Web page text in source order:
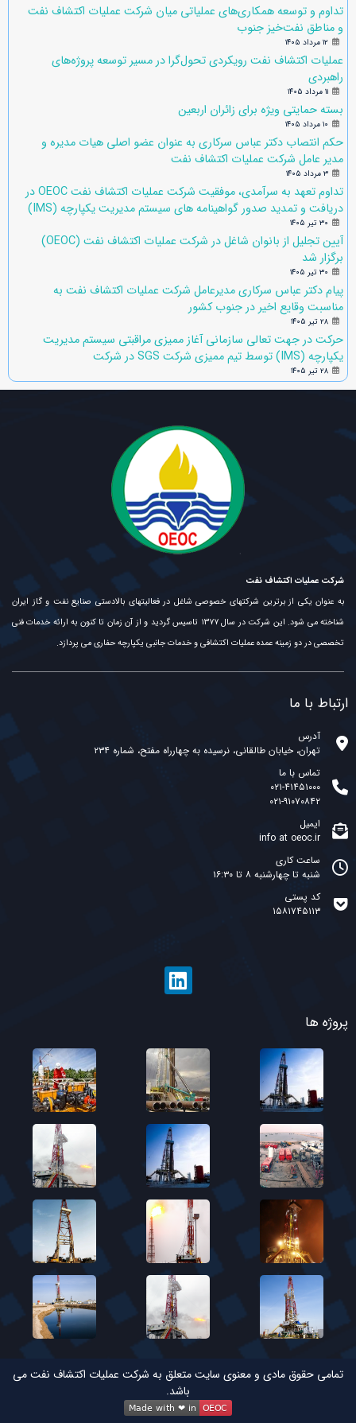
تداوم و توسعه همکاری‌های عملیاتی میان شرکت عملیات اکتشاف نفت
و مناطق نفت‌خیز جنوب
۱۲ مرداد ۱۴۰۵
عملیات اکتشاف نفت رویکردی تحول‌گرا در مسیر توسعه پروژه‌های
راهبردی
۱۱ مرداد ۱۴۰۵
بسته حمایتی ویژه برای زائران اربعین
۱۰ مرداد ۱۴۰۵
حکم انتصاب دکتر عباس سرکاری به عنوان عضو اصلی هیات مدیره و
مدیر عامل شرکت عملیات اکتشاف نفت
۳ مرداد ۱۴۰۵
تداوم تعهد به سرآمدی، موفقیت شرکت عملیات اکتشاف نفت OEOC در
دریافت و تمدید صدور گواهینامه های سیستم مدیریت یکپارچه (IMS)
۳۰ تیر ۱۴۰۵
آیین تجلیل از بانوان شاغل در شرکت عملیات اکتشاف نفت (OEOC)
برگزار شد
۳۰ تیر ۱۴۰۵
پیام دکتر عباس سرکاری مدیرعامل شرکت عملیات اکتشاف نفت به
مناسبت وقایع اخیر در جنوب کشور
۲۸ تیر ۱۴۰۵
حرکت در جهت تعالی سازمانی آغاز ممیزی مراقبتی سیستم مدیریت
یکپارچه (IMS) توسط تیم ممیزی شرکت SGS در شرکت
۲۸ تیر ۱۴۰۵
شرکت عملیات اکتشاف نفت
به عنوان یکی از برترین شرکتهای خصوصی شاغل در فعالیتهای بالادستی صنایع نفت و گاز ایران
شناخته می شود. این شرکت در سال ۱۳۷۷ تاسیس گردید و از آن زمان تا کنون به ارائه خدمات فنی
تخصصی در دو زمینه عمده عملیات اکتشافی و خدمات جانبی یکپارچه حفاری می پردازد.
ارتباط با ما
آدرس
تهران، خیابان طالقانی، نرسیده به چهارراه مفتح، شماره ۲۳۴
تماس با ما
۰۲۱-۴۱۴۵۱۰۰۰
۰۲۱-۹۱۰۷۰۸۴۲
ایمیل
info at oeoc.ir
ساعت کاری
شنبه تا چهارشنبه ۸ تا ۱۶:۳۰
کد پستی
۱۵۸۱۷۴۵۱۱۳
پروژه ها
تمامی حقوق مادی و معنوی سایت متعلق به شرکت عملیات اکتشاف نفت می
باشد.
Made with ❤ in
Made with ❤ in OEOC
OEOC